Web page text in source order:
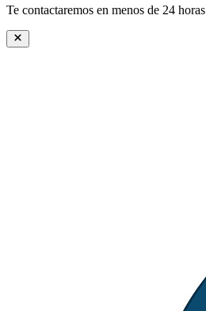
Te contactaremos en menos de 24 horas